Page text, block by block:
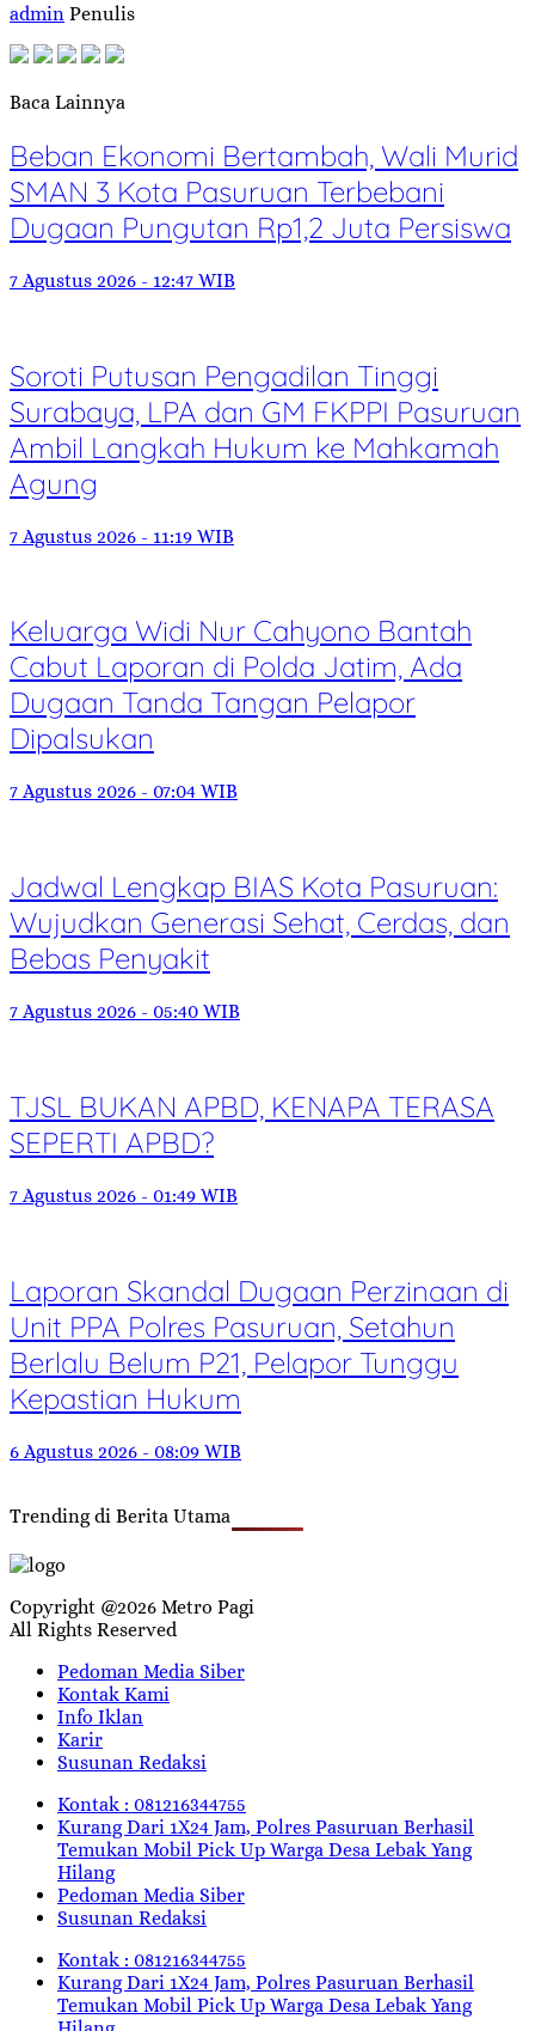
admin Penulis
Baca Lainnya
Beban Ekonomi Bertambah, Wali Murid
SMAN 3 Kota Pasuruan Terbebani
Dugaan Pungutan Rp1,2 Juta Persiswa
7 Agustus 2026 - 12:47 WIB
Soroti Putusan Pengadilan Tinggi
Surabaya, LPA dan GM FKPPI Pasuruan
Ambil Langkah Hukum ke Mahkamah
Agung
7 Agustus 2026 - 11:19 WIB
Keluarga Widi Nur Cahyono Bantah
Cabut Laporan di Polda Jatim, Ada
Dugaan Tanda Tangan Pelapor
Dipalsukan
7 Agustus 2026 - 07:04 WIB
Jadwal Lengkap BIAS Kota Pasuruan:
Wujudkan Generasi Sehat, Cerdas, dan
Bebas Penyakit
7 Agustus 2026 - 05:40 WIB
TJSL BUKAN APBD, KENAPA TERASA
SEPERTI APBD?
7 Agustus 2026 - 01:49 WIB
Laporan Skandal Dugaan Perzinaan di
Unit PPA Polres Pasuruan, Setahun
Berlalu Belum P21, Pelapor Tunggu
Kepastian Hukum
6 Agustus 2026 - 08:09 WIB
Trending di Berita Utama
Copyright @2026 Metro Pagi
All Rights Reserved
Pedoman Media Siber
Kontak Kami
Info Iklan
Karir
Susunan Redaksi
Kontak : 081216344755
Kurang Dari 1X24 Jam, Polres Pasuruan Berhasil
Temukan Mobil Pick Up Warga Desa Lebak Yang
Hilang
Pedoman Media Siber
Susunan Redaksi
Kontak : 081216344755
Kurang Dari 1X24 Jam, Polres Pasuruan Berhasil
Temukan Mobil Pick Up Warga Desa Lebak Yang